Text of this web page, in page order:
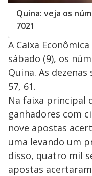
Quina: veja os
7021
A Caixa
sábado (9), os
Quina. As
57, 61.
Na faixa principal
ganhadores com
nove apostas
uma levando um
disso, quatro mil
apostas